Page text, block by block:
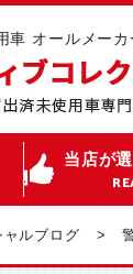
車 オールメー
当店が
ャルブログ